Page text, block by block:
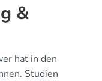
&
hat in den
Studien